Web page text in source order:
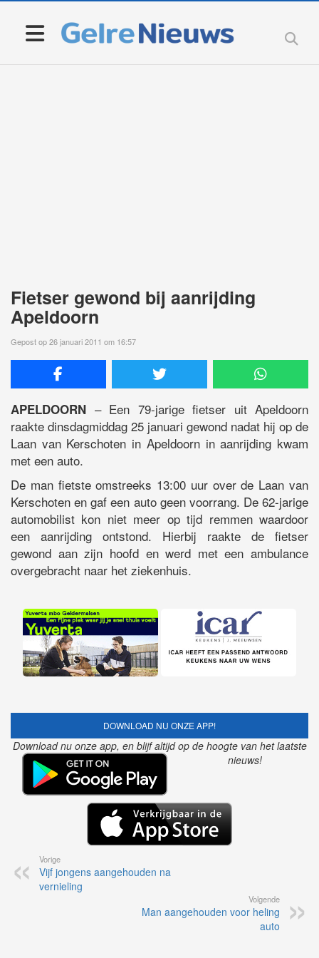
Fietser gewond bij aanrijding
Apeldoorn
Gepost op 26 januari 2011 om 16:57
APELDOORN – Een 79-jarige fietser uit Apeldoorn
raakte dinsdagmiddag 25 januari gewond nadat hij op de
Laan van Kerschoten in Apeldoorn in aanrijding kwam
met een auto.
De man fietste omstreeks 13:00 uur over de Laan van
Kerschoten en gaf een auto geen voorrang. De 62-jarige
automobilist kon niet meer op tijd remmen waardoor
een aanrijding ontstond. Hierbij raakte de fietser
gewond aan zijn hoofd en werd met een ambulance
overgebracht naar het ziekenhuis.
DOWNLOAD NU ONZE APP!
Download nu onze app, en blijf altijd op de hoogte van het laatste
nieuws!
Vorige
Vijf jongens aangehouden na
vernieling
Volgende
Man aangehouden voor heling
auto